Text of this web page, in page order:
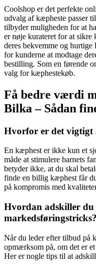
Coolshop er det perfekte
udvalg af kæpheste passer
tilbyder muligheden for at
er nøje kurateret for at
deres bekvemme og
for kunderne at modtage
bestilling. Som en førende
valg for kæphestekøb.
Få bedre værdi
Bilka – Sådan
Hvorfor er det vigtigt
En kæphest er ikke kun et
måde at stimulere barnets
betyder ikke, at du skal
finde en billig kæphest får
på kompromis med
Hvordan adskiller
markedsføringstricks?
Når du leder efter tilbud på
opmærksom på, om det er
Her er nogle tips til at